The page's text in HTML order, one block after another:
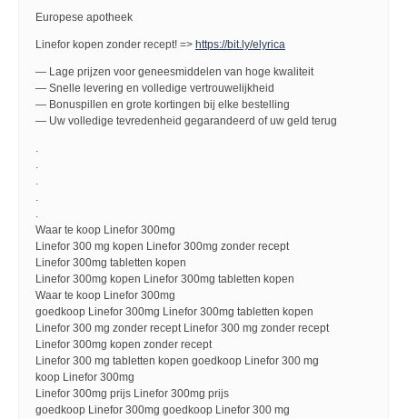
Europese apotheek
Linefor kopen zonder recept! => https://bit.ly/elyrica
— Lage prijzen voor geneesmiddelen van hoge kwaliteit
— Snelle levering en volledige vertrouwelijkheid
— Bonuspillen en grote kortingen bij elke bestelling
— Uw volledige tevredenheid gegarandeerd of uw geld terug
.
.
.
.
.
Waar te koop Linefor 300mg
Linefor 300 mg kopen Linefor 300mg zonder recept
Linefor 300mg tabletten kopen
Linefor 300mg kopen Linefor 300mg tabletten kopen
Waar te koop Linefor 300mg
goedkoop Linefor 300mg Linefor 300mg tabletten kopen
Linefor 300 mg zonder recept Linefor 300 mg zonder recept
Linefor 300mg kopen zonder recept
Linefor 300 mg tabletten kopen goedkoop Linefor 300 mg
koop Linefor 300mg
Linefor 300mg prijs Linefor 300mg prijs
goedkoop Linefor 300mg goedkoop Linefor 300 mg